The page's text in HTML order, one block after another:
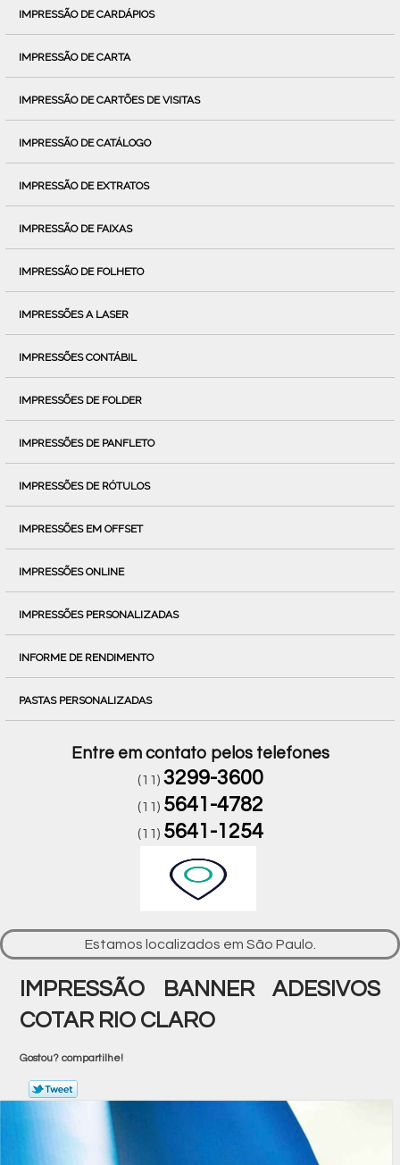
IMPRESSÃO DE CARDÁPIOS
IMPRESSÃO DE CARTA
IMPRESSÃO DE CARTÕES DE VISITAS
IMPRESSÃO DE CATÁLOGO
IMPRESSÃO DE EXTRATOS
IMPRESSÃO DE FAIXAS
IMPRESSÃO DE FOLHETO
IMPRESSÕES A LASER
IMPRESSÕES CONTÁBIL
IMPRESSÕES DE FOLDER
IMPRESSÕES DE PANFLETO
IMPRESSÕES DE RÓTULOS
IMPRESSÕES EM OFFSET
IMPRESSÕES ONLINE
IMPRESSÕES PERSONALIZADAS
INFORME DE RENDIMENTO
PASTAS PERSONALIZADAS
Entre em contato pelos telefones
(11) 3299-3600
(11) 5641-4782
(11) 5641-1254
Estamos localizados em São Paulo.
IMPRESSÃO BANNER ADESIVOS
COTAR RIO CLARO
Gostou? compartilhe!